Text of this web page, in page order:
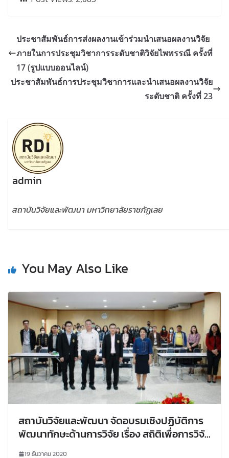
ประชาสัมพันธ์การส่งผลงานเข้าร่วมนำเสนอผลงานวิจัย
ภายในการประชุมวิชาการระดับชาติวิจัยไพพรรณี ครั้งที่
17 (รูปแบบออนไลน์)
ประชาสัมพันธ์การประชุมวิชาการและนำเสนอผลงานวิจัย
ระดับชาติ ครั้งที่ 23
admin
สถาบันวิจัยและพัฒนา มหาวิทยาลัยราชภัฏเลย
You May Also Like
สถาบันวิจัยและพัฒนา จัดอบรมเชิงปฏิบัติการ
พัฒนาทักษะด้านการวิจัย เรื่อง สถิติเพื่อการวิจัย
ทางวิทยาศาสตร์
19 ธันวาคม 2020